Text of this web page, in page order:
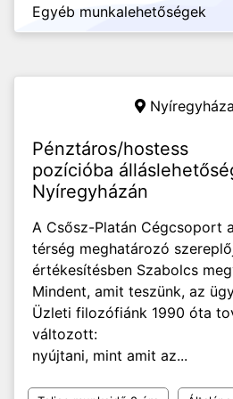
Egyéb munkalehetőségek
Pénztáros/hostess
pozícióba
Nyíregyházán
A Csősz-Platán Cégcsoport a
térség meghatározó
értékesítésben Szabolcs
Mindent, amit teszünk, az
Üzleti filozófiánk 1990 óta
változott:
nyújtani, mint amit az...